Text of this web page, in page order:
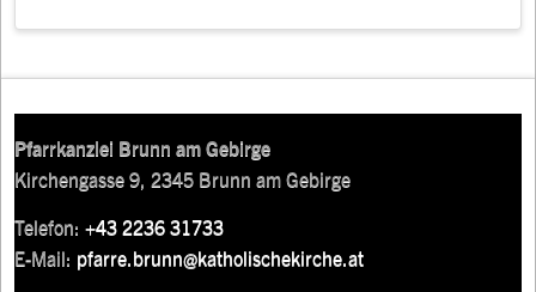
Pfarrkanzlei Brunn am Gebirge
Kirchengasse 9, 2345 Brunn am Gebirge
Telefon:+43 2236 31733
E-Mail: pfarre.brunn@katholischekirche.at